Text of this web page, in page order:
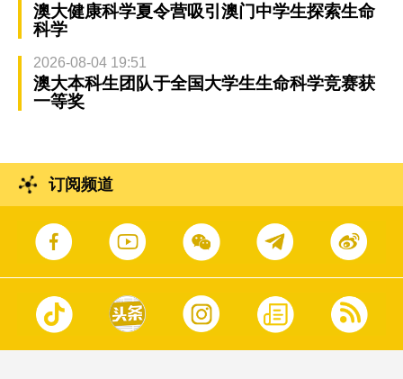
澳大健康科学夏令营吸引澳门中学生探索生命
科学
2026-08-04 19:51
澳大本科生团队于全国大学生生命科学竞赛获
一等奖
订阅频道